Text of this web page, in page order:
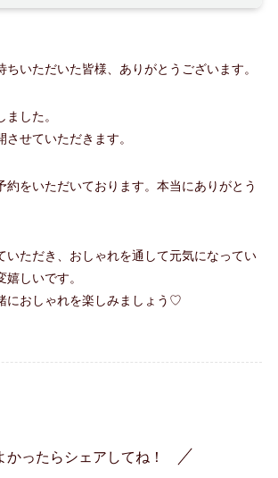
ちいただいた皆様、ありがとうございます。
した。
せていただきます。
約をいただいております。本当にありがとう
いただき、おしゃれを通して元気になってい
しいです。
におしゃれを楽しみましょう♡
かったらシェアしてね！